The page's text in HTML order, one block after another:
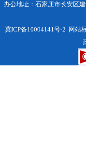
办公地址：石家庄市长安区
冀ICP备10004141号-2 网站